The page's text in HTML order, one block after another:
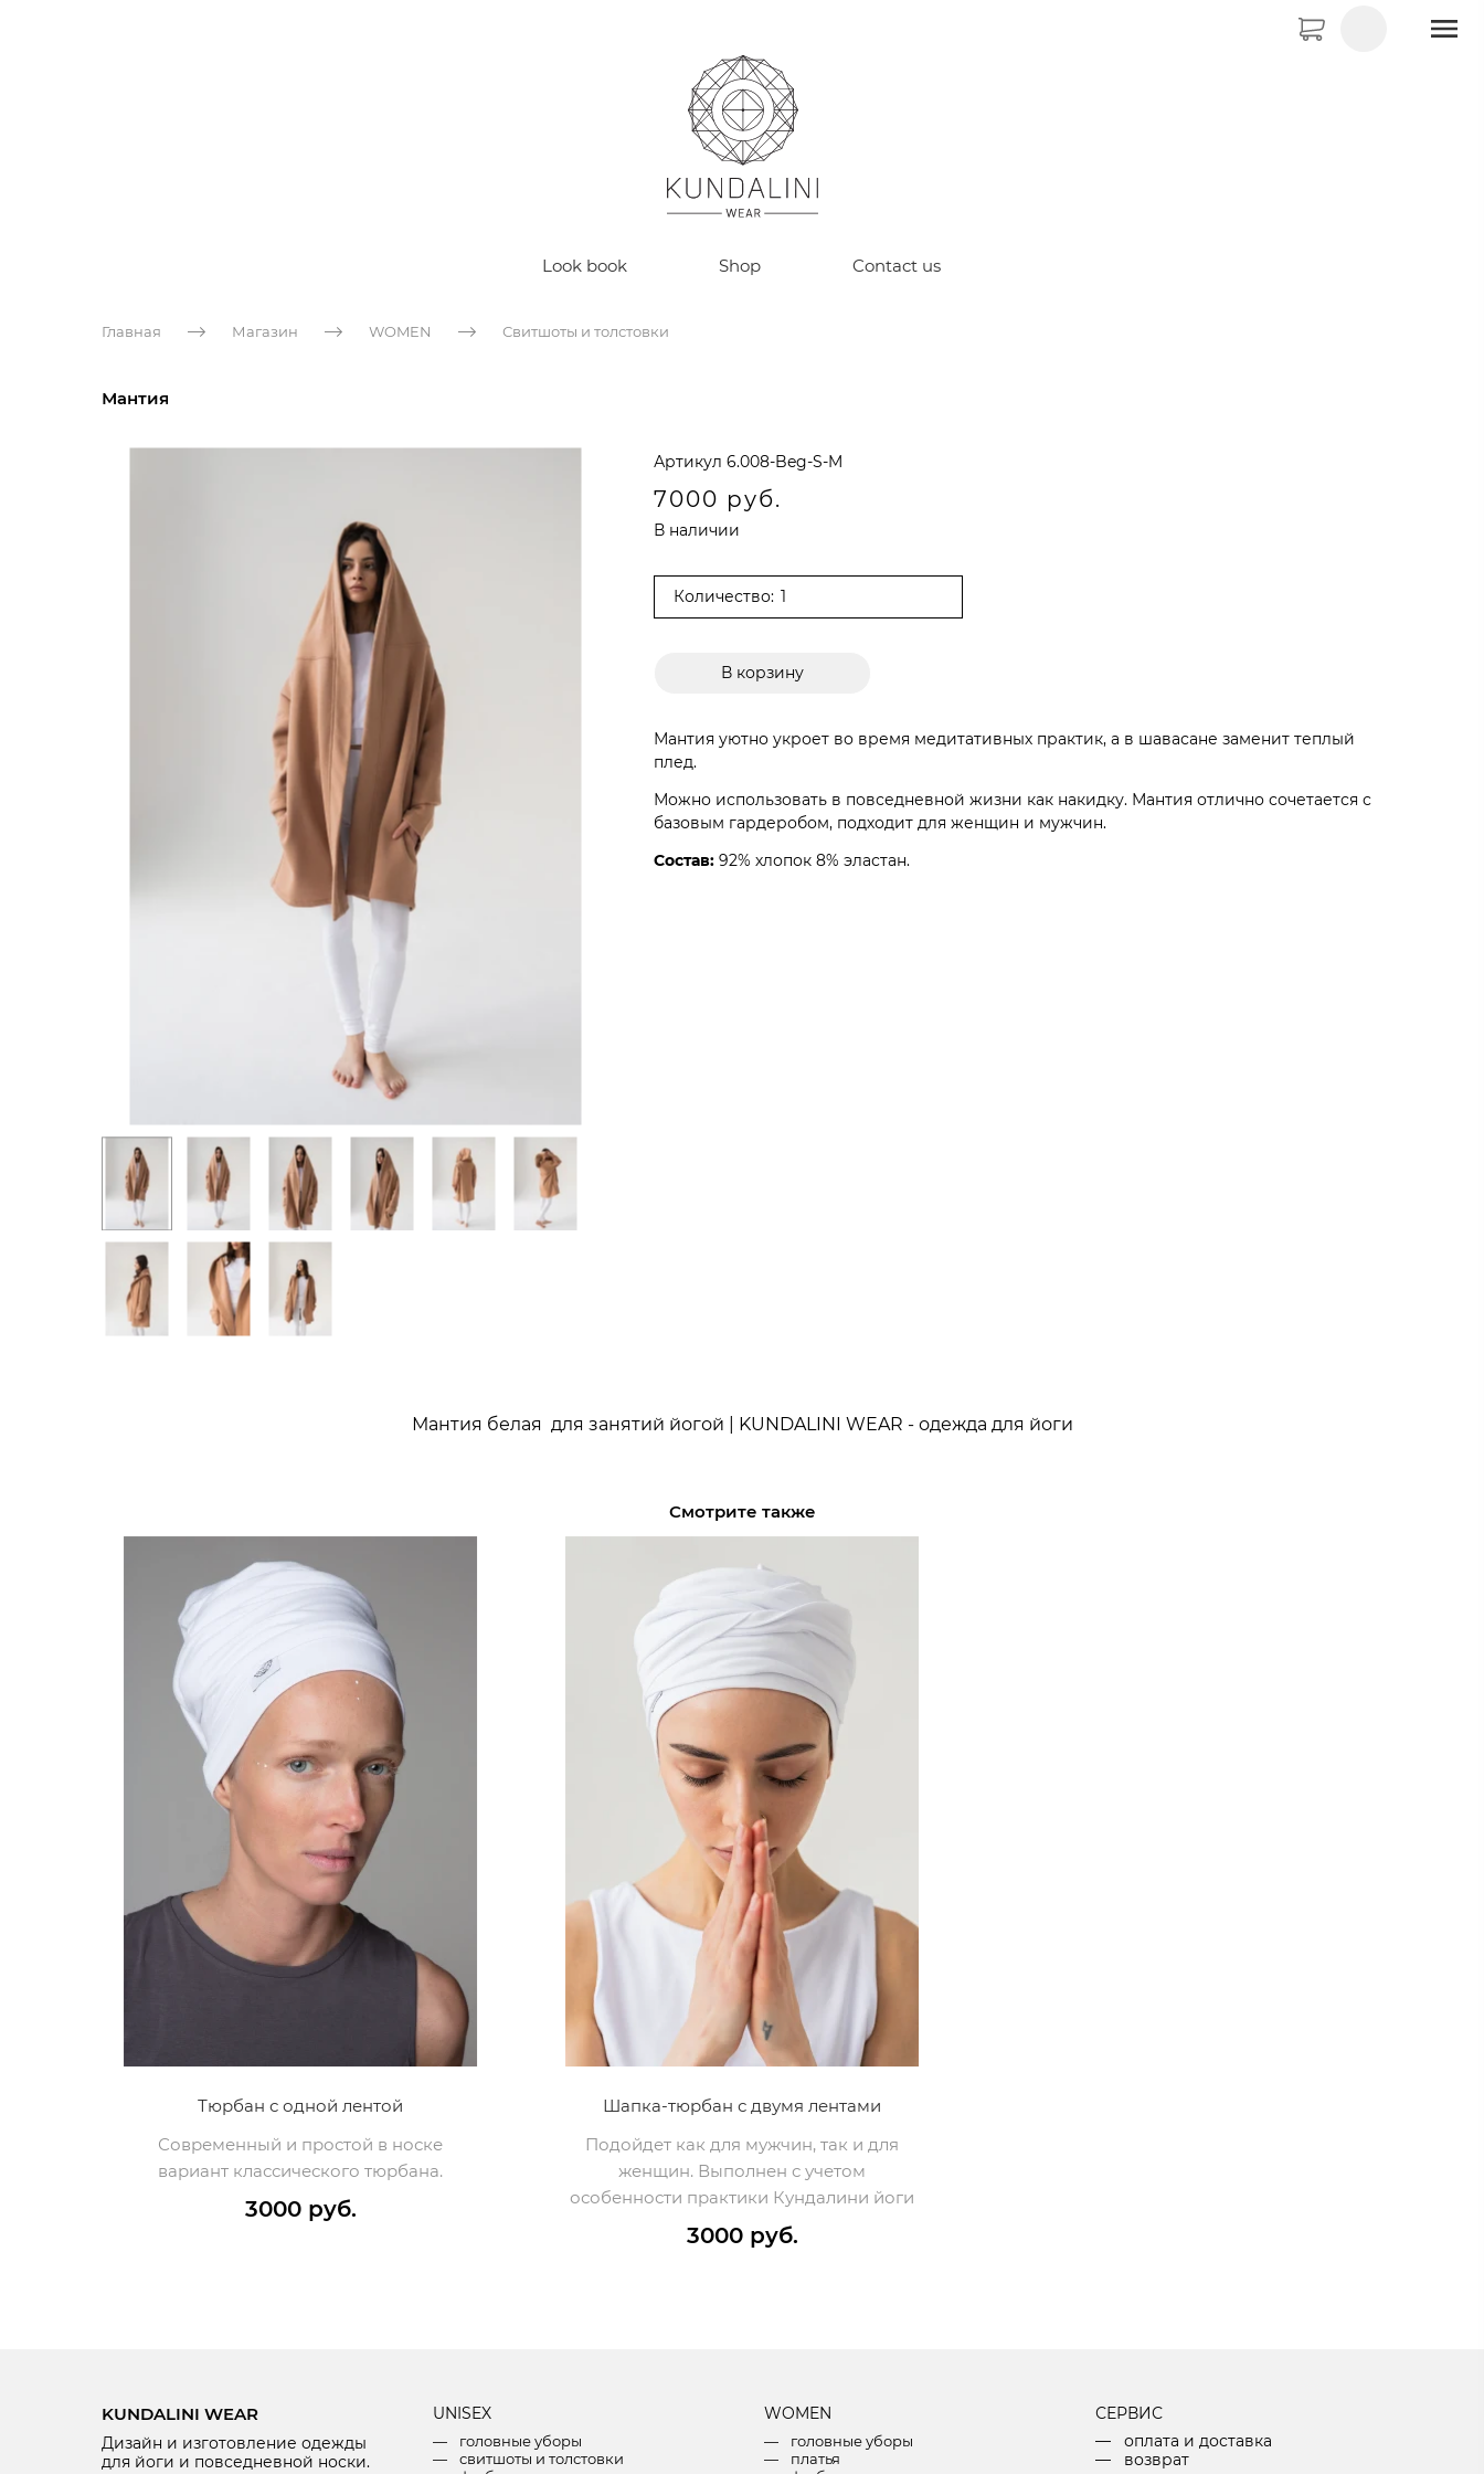
Look book Shop Contact us
Главная Магазин WOMEN Свитшоты и толстовки
Мантия
Артикул 6.008-Beg-S-M
7000 руб.
В наличии
Количество:
В корзину
Мантия уютно укроет во время медитативных практик, а в шавасане заменит теплый
плед.
Можно использовать в повседневной жизни как накидку. Мантия отлично сочетается с
базовым гардеробом, подходит для женщин и мужчин.
Состав: 92% хлопок 8% эластан.
Мантия белая для занятий йогой | KUNDALINI WEAR - одежда для йоги
Смотрите также
Тюрбан с одной лентой
Современный и простой в носке
вариант классического тюрбана.
3000 руб.
Шапка-тюрбан с двумя лентами
Подойдет как для мужчин, так и для
женщин. Выполнен с учетом
особенности практики Кундалини йоги
3000 руб.
KUNDALINI WEAR
Дизайн и изготовление одежды
для йоги и повседневной носки.
UNISEX
головные уборы
свитшоты и толстовки
WOMEN
головные уборы
платья
СЕРВИС
оплата и доставка
возврат